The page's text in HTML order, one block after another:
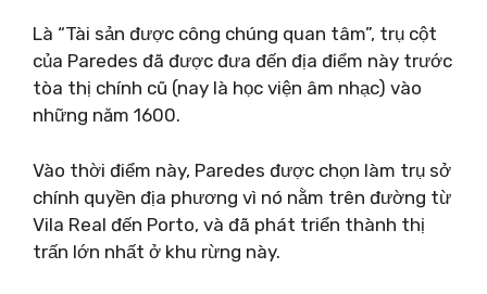
Là “Tài sản được công chúng quan tâm”, trụ cột
của Paredes đã được đưa đến địa điểm này trước
tòa thị chính cũ (nay là học viện âm nhạc) vào
những năm 1600.
Vào thời điểm này, Paredes được chọn làm trụ sở
chính quyền địa phương vì nó nằm trên đường từ
Vila Real đến Porto, và đã phát triển thành thị
trấn lớn nhất ở khu rừng này.